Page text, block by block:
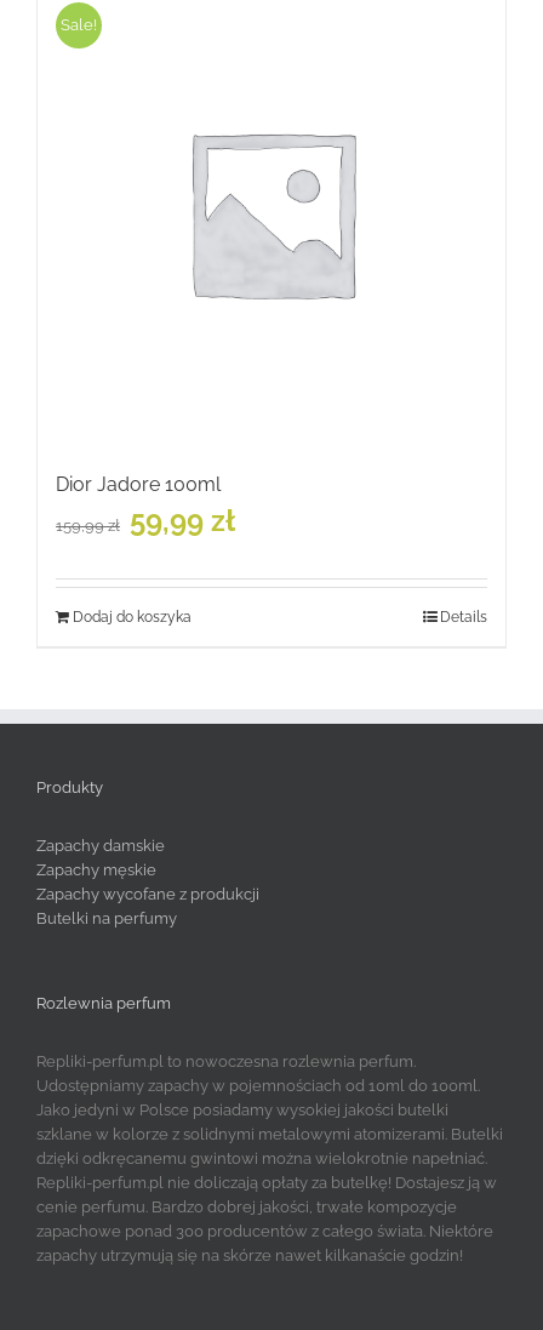
Sale!
Dior Jadore 100ml
159,99zł
Pierwotna
cena
159,99 zł.
59,99 złcena
59,99 zł.
Dodaj do koszyka Details
Produkty
Zapachy damskie
Zapachy męskie
Zapachy wycofane z produkcji
Butelki na perfumy
Rozlewnia perfum
Repliki-perfum.pl to nowoczesna rozlewnia perfum.
Udostępniamy zapachy w pojemnościach od 10ml do 100ml.
Jako jedyni w Polsce posiadamy wysokiej jakości butelki
szklane w kolorze z solidnymi metalowymi atomizerami. Butelki
dzięki odkręcanemu gwintowi można wielokrotnie napełniać.
Repliki-perfum.pl nie doliczają opłaty za butelkę! Dostajesz ją w
cenie perfumu. Bardzo dobrej jakości, trwałe kompozycje
zapachowe ponad 300 producentów z całego świata. Niektóre
zapachy utrzymują się na skórze nawet kilkanaście godzin!